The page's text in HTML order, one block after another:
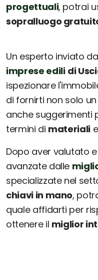
progettuali, potrai
sopralluogo
Un esperto inviato
imprese edili di
ispezionare
di fornirti non solo un
anche suggerimenti
termini di materiali
Dopo aver valutato
avanzate dalle
specializzate nel
chiavi in mano,
quale affidarti per
ottenere il miglior